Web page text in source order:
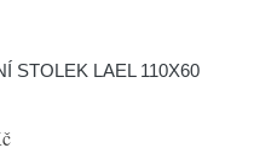
STOLEK LAEL 110X60